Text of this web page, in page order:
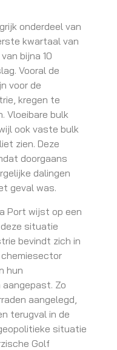
onderdeel van
kwartaal van
bijna 10
Vooral de
voor de
kregen te
Vloeibare bulk
ook vaste bulk
zien. Deze
doorgaans
dalingen
geval was.
Port wijst op een
situatie
bevindt zich in
hun
Zo
aangelegd,
terugval in de
situatie
Golf